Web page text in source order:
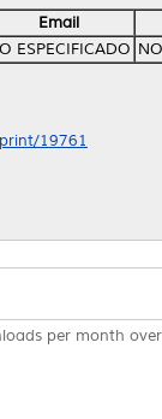
Email
ESPECIFICADO
19761
per month